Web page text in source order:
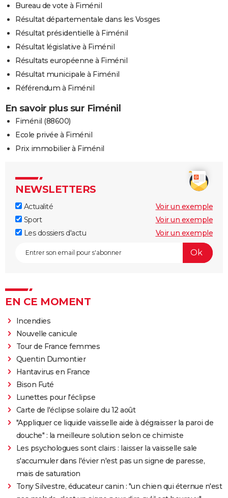
Bureau de vote à Fiménil
Résultat départementale dans les Vosges
Résultat présidentielle à Fiménil
Résultat législative à Fiménil
Résultats européenne à Fiménil
Résultat municipale à Fiménil
Référendum à Fiménil
En savoir plus sur Fiménil
Fiménil (88600)
Ecole privée à Fiménil
Prix immobilier à Fiménil
NEWSLETTERS
Actualité
Voir un exemple
Sport
Voir un exemple
Les dossiers d'actu
Voir un exemple
EN CE MOMENT
Incendies
Nouvelle canicule
Tour de France femmes
Quentin Dumontier
Hantavirus en France
Bison Futé
Lunettes pour l'éclipse
Carte de l'éclipse solaire du 12 août
"Appliquer ce liquide vaisselle aide à dégraisser la paroi de
douche" : la meilleure solution selon ce chimiste
Les psychologues sont clairs : laisser la vaisselle sale
s'accumuler dans l'évier n'est pas un signe de paresse,
mais de saturation
Tony Silvestre, éducateur canin : "un chien qui éternue n'est